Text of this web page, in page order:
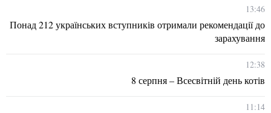
13:46
Понад 212 українських вступників отримали рекомендації до
зарахування
12:38
8 серпня – Всесвітній день котів
11:14